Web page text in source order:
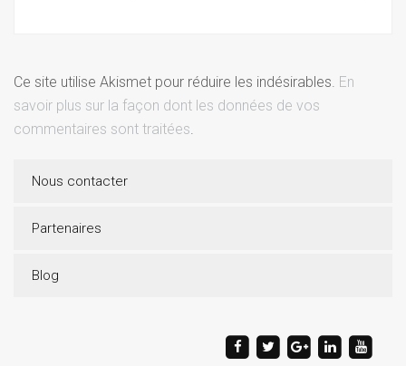
Ce site utilise Akismet pour réduire les indésirables. En
savoir plus sur la façon dont les données de vos
commentaires sont traitées.
Nous contacter
Partenaires
Blog